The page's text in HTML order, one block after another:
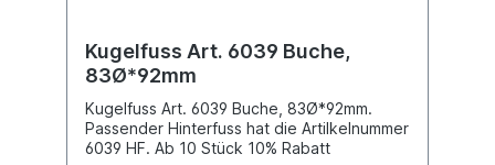
Kugelfuss Art. 6039 Buche,
83Ø*92mm
Kugelfuss Art. 6039 Buche, 83Ø*92mm.
Passender Hinterfuss hat die Artilkelnummer
6039 HF. Ab 10 Stück 10% Rabatt